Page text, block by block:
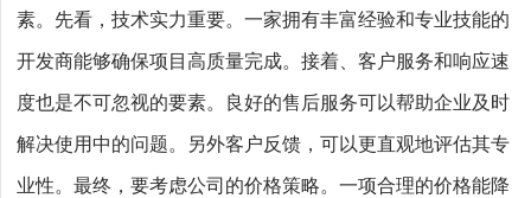
素。先看，技术实力重要。一家拥有丰富经验和专业技能的
开发商能够确保项目高质量完成。接着、客户服务和响应速
度也是不可忽视的要素。良好的售后服务可以帮助企业及时
解决使用中的问题。另外客户反馈，可以更直观地评估其专
业性。最终，要考虑公司的价格策略。一项合理的价格能降